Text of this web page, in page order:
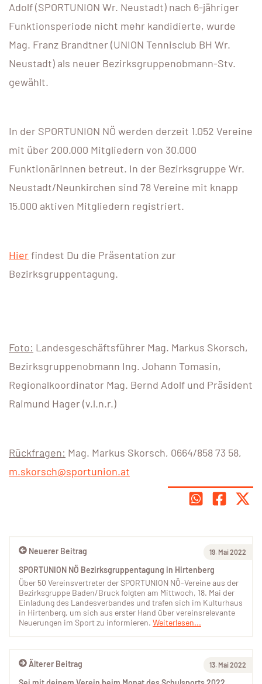
Adolf (SPORTUNION Wr. Neustadt) nach 6-jähriger
Funktionsperiode nicht mehr kandidierte, wurde
Mag. Franz Brandtner (UNION Tennisclub BH Wr.
Neustadt) als neuer Bezirksgruppenobmann-Stv.
gewählt.
In der SPORTUNION NÖ werden derzeit 1.052 Vereine
mit über 200.000 Mitgliedern von 30.000
FunktionärInnen betreut. In der Bezirksgruppe Wr.
Neustadt/Neunkirchen sind 78 Vereine mit knapp
15.000 aktiven Mitgliedern registriert.
Hierfindest Du die Präsentation zur
Bezirksgruppentagung.
Foto: Landesgeschäftsführer Mag. Markus Skorsch,
Bezirksgruppenobmann Ing. Johann Tomasin,
Regionalkoordinator Mag. Bernd Adolf und Präsident
Raimund Hager (v.l.n.r.)
Rückfragen: Mag. Markus Skorsch, 0664/858 73 58,
m.skorsch@sportunion.at
Älterer Beitrag 13. Mai 2022
Neuerer Beitrag 19. Mai 2022
SPORTUNION NÖ Bezirksgruppentagung in Hirtenberg
Über 50 Vereinsvertreter der SPORTUNION NÖ-Vereine aus der
Bezirksgruppe Baden/Bruck folgten am Mittwoch, 18. Mai der
Einladung des Landesverbandes und trafen sich im Kulturhaus
in Hirtenberg, um sich aus erster Hand über vereinsrelevante
Neuerungen im Sport zu informieren. Weiterlesen...